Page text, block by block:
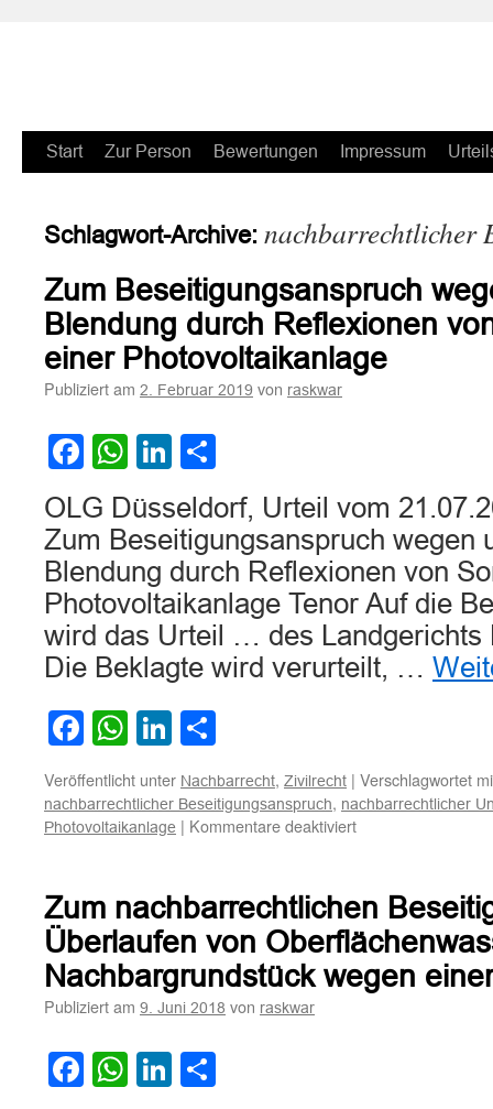
Zum
springen
Start Zur Person Bewertungen Impressum
Schlagwort-Archive: nachbarrechtlicher
Zum Beseitigungsanspruch
Blendung durch Reflexionen
einer Photovoltaikanlage
Publiziert am 2. Februar 2019 von raskwar
Facebook
WhatsApp
LinkedIn
OLG Düsseldorf, Urteil vom
Zum Beseitigungsanspruch wegen
Blendung durch Reflexionen von
Photovoltaikanlage Tenor Auf die
wird das Urteil … des
Die Beklagte wird verurteilt, …
Facebook
WhatsApp
LinkedIn
Veröffentlicht unter Nachbarrecht, Zivilrecht | Verschlagwortet
nachbarrechtlicher Beseitigungsanspruch, nachbarrechtlicher
Photovoltaikanlage | Kommentare deaktiviertfür
wegen
unzumutbarer
Blendung
durch
Reflexionen
von
Zum nachbarrechtlichen
Überlaufen von
Nachbargrundstück wegen
Publiziert am 9. Juni 2018 von raskwar
Facebook
WhatsApp
LinkedIn